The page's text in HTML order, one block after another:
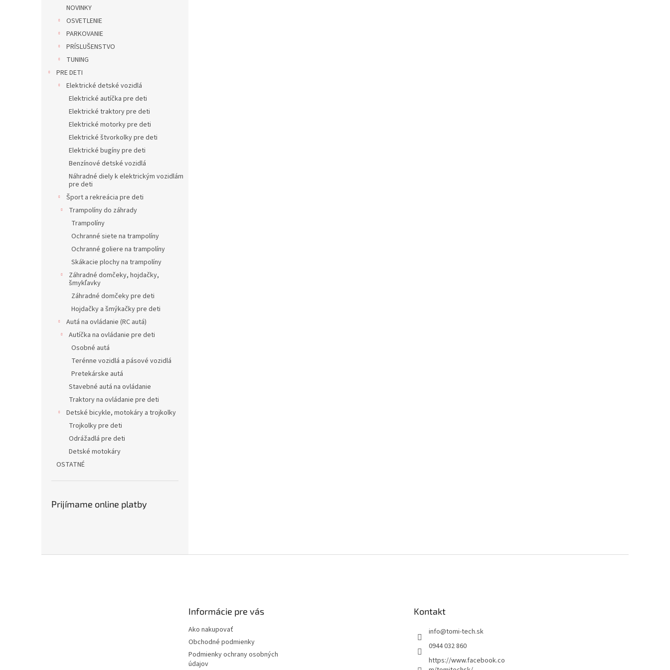
NOVINKY
OSVETLENIE
PARKOVANIE
PRÍSLUŠENSTVO
TUNING
PRE DETI
Elektrické detské vozidlá
Elektrické autíčka pre deti
Elektrické traktory pre deti
Elektrické motorky pre deti
Elektrické štvorkolky pre deti
Elektrické bugíny pre deti
Benzínové detské vozidlá
Náhradné diely k elektrickým vozidlám
pre deti
Šport a rekreácia pre deti
Trampolíny do záhrady
Trampolíny
Ochranné siete na trampolíny
Ochranné goliere na trampolíny
Skákacie plochy na trampolíny
Záhradné domčeky, hojdačky,
šmykľavky
Záhradné domčeky pre deti
Hojdačky a šmýkačky pre deti
Autá na ovládanie (RC autá)
Autíčka na ovládanie pre deti
Osobné autá
Terénne vozidlá a pásové vozidlá
Pretekárske autá
Stavebné autá na ovládanie
Traktory na ovládanie pre deti
Detské bicykle, motokáry a trojkolky
Trojkolky pre deti
Odrážadlá pre deti
Detské motokáry
OSTATNÉ
Prijímame online platby
Informácie pre vás
Ako nakupovať
Obchodné podmienky
Podmienky ochrany osobných
údajov
Kontakt
info@tomi-tech.sk
0944 032 860
https://www.facebook.co